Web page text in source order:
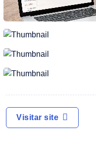
Visitar site